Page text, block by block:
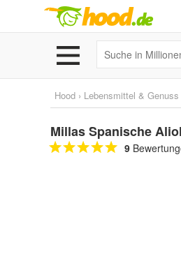
Hood › Lebensmittel & Genuss
Millas Spanische
9